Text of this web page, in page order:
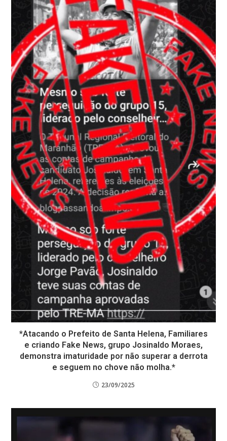
*Atacando o Prefeito de Santa Helena, Familiares
e criando Fake News, grupo Josinaldo Moraes,
demonstra imaturidade por não superar a derrota
e seguem no chove não molha.*
23/09/2025